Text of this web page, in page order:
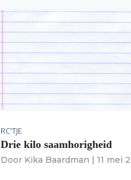
RC'TJE
Drie kilo saamhorigheid
Door Kika Baardman | 11 mei